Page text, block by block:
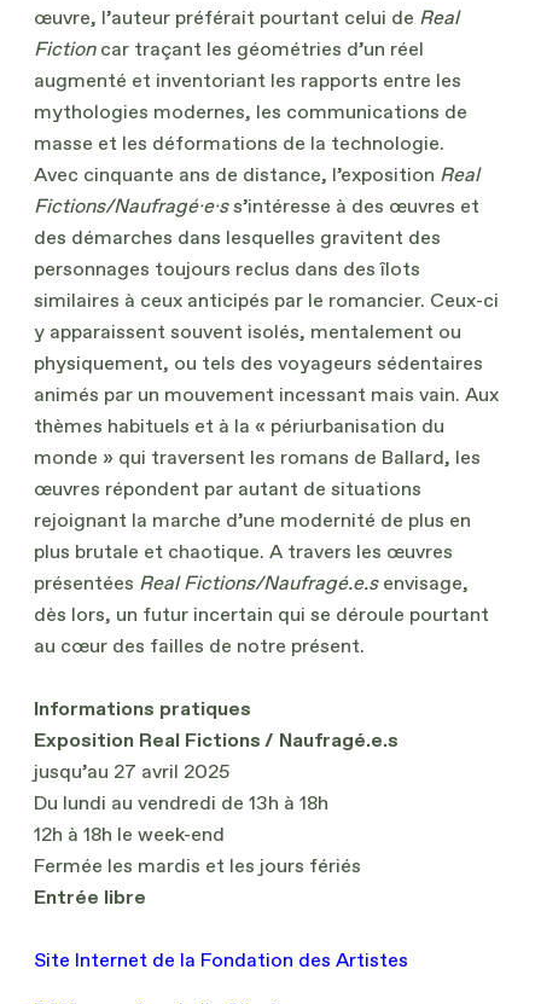
œuvre, l’auteur préférait pourtant celui de Real
Fictioncar traçant les géométries d’un réel
augmenté et inventoriant les rapports entre les
mythologies modernes, les communications de
masse et les déformations de la technologie.
Avec cinquante ans de distance, l’exposition Real
Fictions/Naufragé·e·ss’intéresse à des œuvres et
des démarches dans lesquelles gravitent des
personnages toujours reclus dans des îlots
similaires à ceux anticipés par le romancier. Ceux-ci
y apparaissent souvent isolés, mentalement ou
physiquement, ou tels des voyageurs sédentaires
animés par un mouvement incessant mais vain. Aux
thèmes habituels et à la « périurbanisation du
monde » qui traversent les romans de Ballard, les
œuvres répondent par autant de situations
rejoignant la marche d’une modernité de plus en
plus brutale et chaotique. A travers les œuvres
présentées Real Fictions/Naufragé.e.s envisage,
dès lors, un futur incertain qui se déroule pourtant
au cœur des failles de notre présent.
Informations pratiques
Exposition Real Fictions / Naufragé.e.s
jusqu’au 27 avril 2025
Du lundi au vendredi de 13h à 18h
12h à 18h le week-end
Fermée les mardis et les jours fériés
Entrée libre
Site Internet de la Fondation des Artistes